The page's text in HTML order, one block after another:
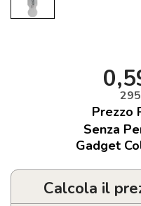
Prezzo
Senza
Gadget
Calcola il